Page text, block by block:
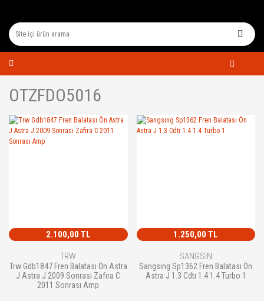
OTZFDO5016
2.100,00 TL
TRW
Trw Gdb1847 Fren Balatası Ön Astra
J Astra J 2009 Sonrası Zafıra C
2011 Sonrası Amp
1.250,00 TL
SANGSIN
Sangsıng Sp1362 Fren Balatası Ön
Astra J 1.3 Cdtı 1.4 1.4 Turbo 1